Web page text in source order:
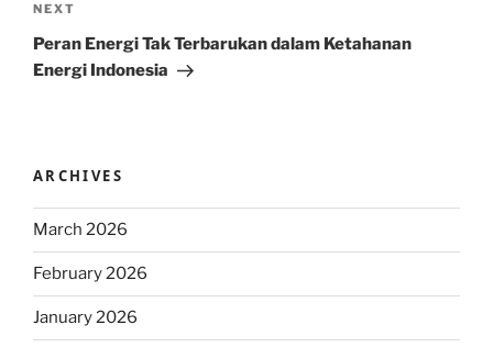
Next
Post
NEXT
Peran Energi Tak Terbarukan dalam Ketahanan
Energi Indonesia
ARCHIVES
March 2026
February 2026
January 2026